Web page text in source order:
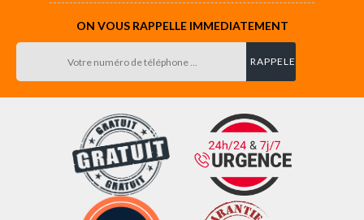
ON VOUS RAPPELLE IMMEDIATEMENT